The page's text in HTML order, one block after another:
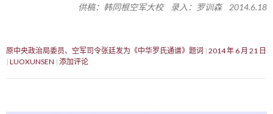
供稿：韩同根空军大校 录入：罗训森 2014.6.18
原中央政治局委员、空军司令张廷发为《中华罗氏通谱》题词 2014 年 6 月 21 日
LUOXUNSEN 添加评论